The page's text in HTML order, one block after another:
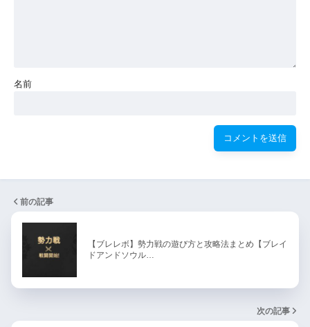
名前
前の記事
【ブレレボ】勢力戦の遊び方と攻略法まとめ【ブレイ
ドアンドソウル…
次の記事